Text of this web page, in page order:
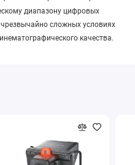
диапазону цифровых
сложных условиях
качества.